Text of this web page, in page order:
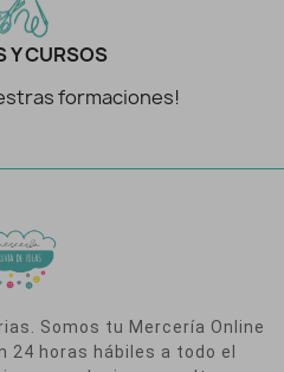
Y CURSOS
formaciones!
Somos tu Mercería Online
24 horas hábiles a todo el